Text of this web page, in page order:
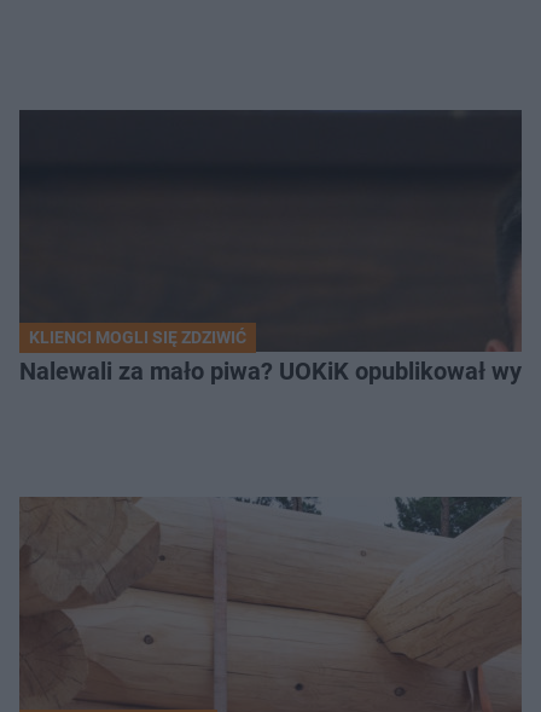
KLIENCI MOGLI SIĘ ZDZIWIĆ
Nalewali za mało piwa? UOKiK opublikował